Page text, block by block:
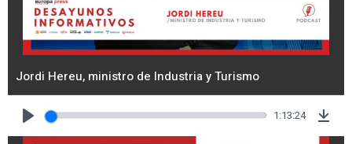
Jordi Hereu, ministro de Industria y Turismo
Play
1:13:24